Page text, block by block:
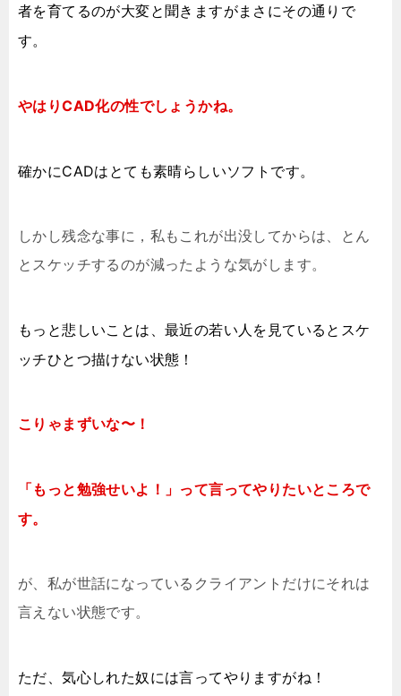
者を育てるのが大変と聞きますがまさにその通りで
す。
やはりCAD化の性でしょうかね。
確かにCADはとても素晴らしいソフトです。
しかし残念な事に，私もこれが出没してからは、とん
とスケッチするのが減ったような気がします。
もっと悲しいことは、最近の若い人を見ているとスケ
ッチひとつ描けない状態！
こりゃまずいな〜！
「もっと勉強せいよ！」って言ってやりたいところで
す。
が、私が世話になっているクライアントだけにそれは
言えない状態です。
ただ、気心しれた奴には言ってやりますがね！